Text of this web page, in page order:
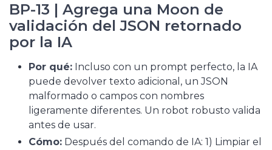
BP-13 | Agrega una Moon de
validación del JSON retornado
por la IA
Por qué: Incluso con un prompt perfecto, la IA
puede devolver texto adicional, un JSON
malformado o campos con nombres
ligeramente diferentes. Un robot robusto valida
antes de usar.
Cómo: Después del comando de IA: 1) Limpiar el